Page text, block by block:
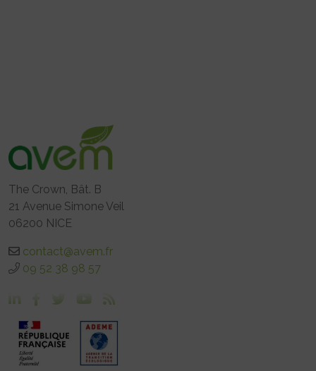
The Crown, Bât. B
21 Avenue Simone Veil
06200 NICE
contact@avem.fr
09 52 38 98 57